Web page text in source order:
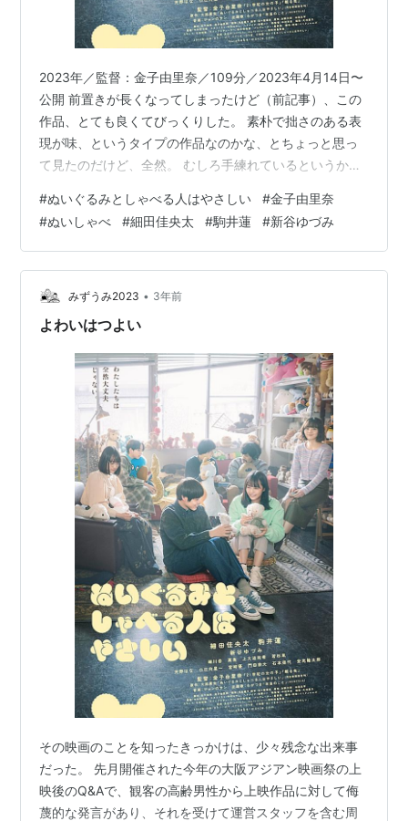
2023年／監督：金子由里奈／109分／2023年4月14日〜
公開 前置きが長くなってしまったけど（前記事）、この
作品、とても良くてびっくりした。 素朴で拙さのある表
現が味、というタイプの作品なのかな、とちょっと思っ
て見たのだけど、全然。 むしろ手練れているというか、
じた。 くどくどしくなく、最小限の要素で必要なことが
全部分かる洗練性がある。 この作品の持つ間も、ムード
も、とても好き。音楽も良かったなあ！ これからもどん
どん作ってほしい、また楽しみな監督が増えて嬉しい。
何しろ冒頭のタイトルバックの時点で、もうはっとさせ
られるのだ。 ああ、ここ…
#ぬいぐるみとしゃべる人はやさしい #金子由里奈
#ぬいしゃべ #細田佳央太 #駒井蓮 #新谷ゆづみ
みずうみ2023 • 3年前
よわいはつよい
その映画のことを知ったきっかけは、少々残念な出来事
だった。 先月開催された今年の大阪アジアン映画祭の上
映後のQ&Aで、観客の高齢男性から上映作品に対して侮
蔑的な発言があり、それを受けて運営スタッフを含む周